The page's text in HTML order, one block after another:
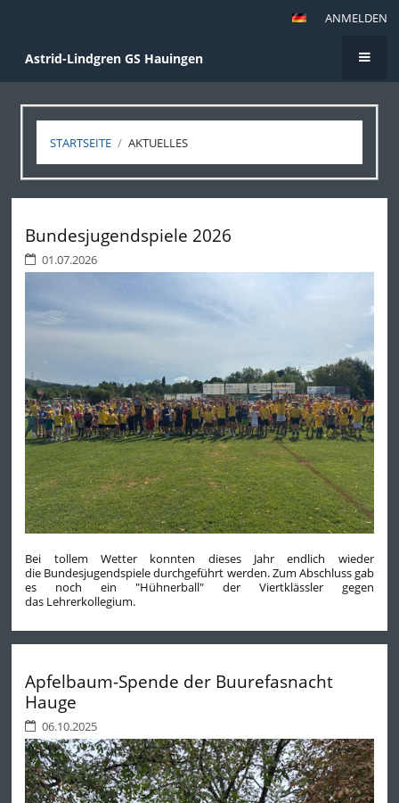
ANMELDEN
Astrid-Lindgren GS Hauingen
STARTSEITE / AKTUELLES
Aktuelles
Bundesjugendspiele 2026
01.07.2026
Bei tollem Wetter konnten dieses Jahr endlich wieder
die Bundesjugendspiele durchgeführt werden. Zum Abschluss gab
es noch ein "Hühnerball" der Viertklässler gegen
das Lehrerkollegium.
Apfelbaum-Spende der Buurefasnacht
Hauge
06.10.2025